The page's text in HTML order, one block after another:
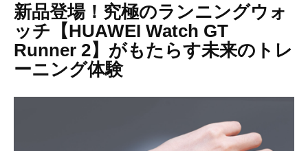
新品登場！究極のランニングウォ
ッチ【HUAWEI Watch GT
Runner 2】がもたらす未来のトレ
ーニング体験